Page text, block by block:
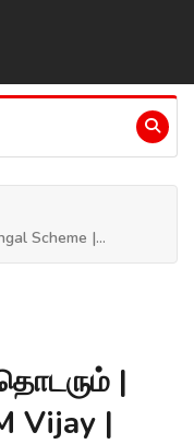
Scheme |...
|
Vijay |